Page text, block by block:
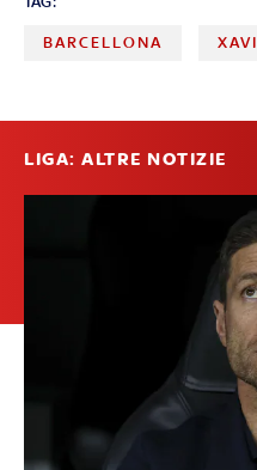
BARCELLONA XAVI
LIGA: ALTRE NOTIZIE